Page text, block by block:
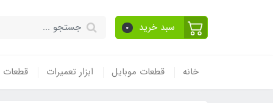
سبد خرید 0
خانه قطعات موبایل ابزار تعمیرات قطعات